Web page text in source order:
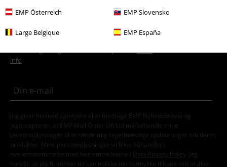
EMP Österreich EMP Slovensko
Large Belgique EMP España
Nyhedsbrev
info
Jeg giver hermed samtykke til at modtage EMP Nyhedsbrevet og
jegaccepterer, at EMP Mail Order UK Ltd må behandle mine
personoplysninger til at sende mig regelmæssige opdateringer om deres
produkter. Mine personoplysninger vil blive behandlet i
overensstemmelse med bestemmelserne i
Data Privacy Policy
. Jeg
forstår, at jeg til enhver tid kan trække mit samtykke tilbage ved at give